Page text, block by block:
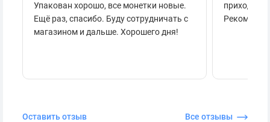
Упакован хорошо, все монетки новые.
Ещё раз, спасибо. Буду сотрудничать с
магазином и дальше. Хорошего дня!
приходило
Оставить отзыв Все отзывы